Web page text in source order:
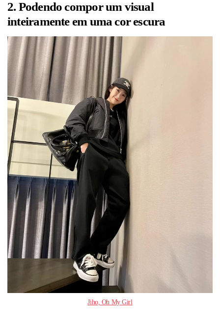
2. Podendo compor um visual
inteiramente em uma cor escura
Jiho, Oh My Girl